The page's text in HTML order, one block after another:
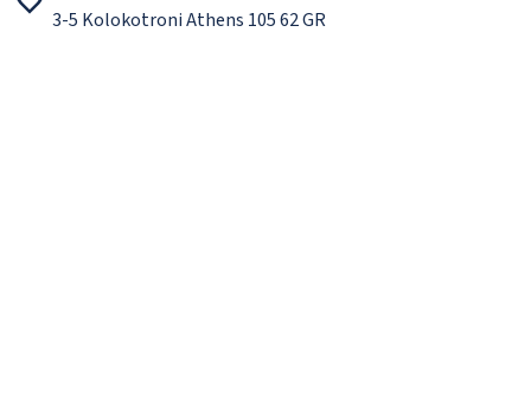
3-5 Kolokotroni Athens 105 62 GR